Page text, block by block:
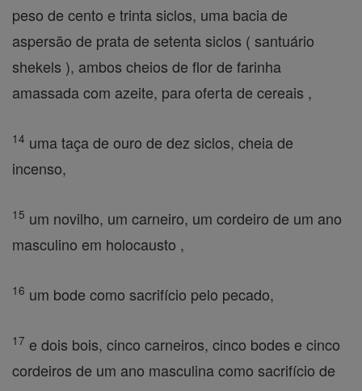
peso de cento e trinta siclos, uma bacia de
aspersão de prata de setenta siclos ( santuário
shekels ), ambos cheios de flor de farinha
amassada com azeite, para oferta de cereais ,
14 uma taça de ouro de dez siclos, cheia de
incenso,
15 um novilho, um carneiro, um cordeiro de um ano
masculino em holocausto ,
16 um bode como sacrifício pelo pecado,
17 e dois bois, cinco carneiros, cinco bodes e cinco
cordeiros de um ano masculina como sacrifício de